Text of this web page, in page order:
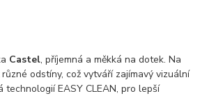
Castel, příjemná a měkká na dotek. Na
odstíny, což vytváří zajímavý vizuální
technologií EASY CLEAN, pro lepší